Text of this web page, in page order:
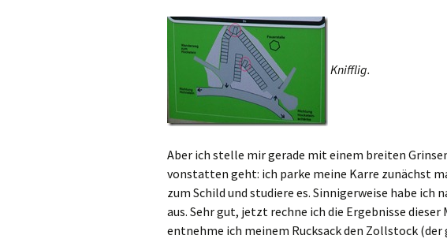
Knifflig.
Aber ich stelle mir gerade mit einem breiten
vonstatten geht: ich parke meine Karre zunächst
zum Schild und studiere es. Sinnigerweise habe ich
aus. Sehr gut, jetzt rechne ich die Ergebnisse dieser
entnehme ich meinem Rucksack den Zollstock